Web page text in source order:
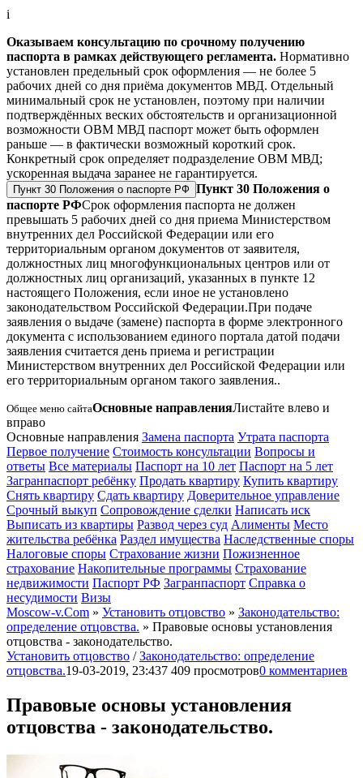
i
Оказываем консультацию по срочному получению
паспорта в рамках действующего регламента. Нормативно
установлен предельный срок оформления — не более 5
рабочих дней со дня приёма документов МВД. Отдельный
минимальный срок не установлен, поэтому при наличии
подтверждённых веских обстоятельств и организационной
возможности ОВМ МВД паспорт может быть оформлен
раньше — в фактически возможный короткий срок.
Конкретный срок определяет подразделение ОВМ МВД;
ускоренная выдача заранее не гарантируется.
Пункт 30 Положения о паспорте РФ Пункт 30 Положения о
паспорте РФСрок оформления паспорта не должен
превышать 5 рабочих дней со дня приема Министерством
внутренних дел Российской Федерации или его
территориальным органом документов от заявителя,
должностных лиц многофункциональных центров или от
должностных лиц организаций, указанных в пункте 12
настоящего Положения, если иное не установлено
законодательством Российской Федерации.При подаче
заявления о выдаче (замене) паспорта в форме электронного
документа с использованием единого портала датой подачи
заявления считается день приема и регистрации
Министерством внутренних дел Российской Федерации или
его территориальным органом такого заявления..
Общее меню сайтаОсновные направленияЛистайте влево и
вправо
Основные направления Замена паспорта Утрата паспорта
Первое получение Стоимость консультации Вопросы и
ответы Все материалы Паспорт на 10 лет Паспорт на 5 лет
Загранпаспорт ребёнку Продать квартиру Купить квартиру
Снять квартиру Сдать квартиру Доверительное управление
Срочный выкуп Сопровождение сделки Написать иск
Выписать из квартиры Развод через суд Алименты Место
жительства ребёнка Раздел имущества Наследственные споры
Налоговые споры Страхование жизни Пожизненное
страхование Накопительные программы Страхование
недвижимости Паспорт РФ Загранпаспорт Справка о
несудимости Визы
Moscow-v.Com » Установить отцовство » Законодательство:
определение отцовства. » Правовые основы установления
отцовства - законодательство.
Установить отцовство /Законодательство: определение
отцовства.19-03-2019, 23:437 409 просмотров0 комментариев
Правовые основы установления
отцовства - законодательство.